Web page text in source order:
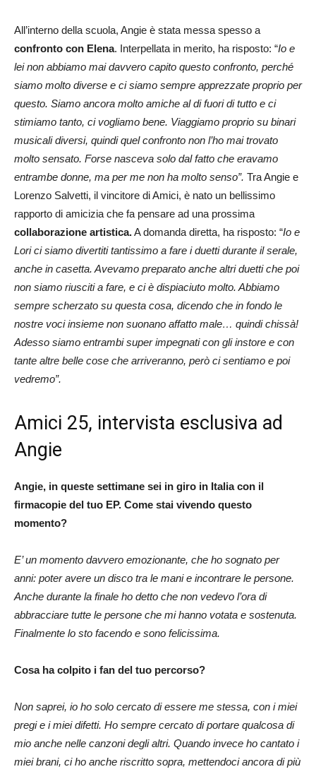
All’interno della scuola, Angie è stata messa spesso a
confronto con Elena. Interpellata in merito, ha risposto: “Io e
lei non abbiamo mai davvero capito questo confronto, perché
siamo molto diverse e ci siamo sempre apprezzate proprio per
questo. Siamo ancora molto amiche al di fuori di tutto e ci
stimiamo tanto, ci vogliamo bene. Viaggiamo proprio su binari
musicali diversi, quindi quel confronto non l’ho mai trovato
molto sensato. Forse nasceva solo dal fatto che eravamo
entrambe donne, ma per me non ha molto senso”. Tra Angie e
Lorenzo Salvetti, il vincitore di Amici, è nato un bellissimo
rapporto di amicizia che fa pensare ad una prossima
collaborazione artistica.A domanda diretta, ha risposto: “Io e
Lori ci siamo divertiti tantissimo a fare i duetti durante il serale,
anche in casetta. Avevamo preparato anche altri duetti che poi
non siamo riusciti a fare, e ci è dispiaciuto molto. Abbiamo
sempre scherzato su questa cosa, dicendo che in fondo le
nostre voci insieme non suonano affatto male… quindi chissà!
Adesso siamo entrambi super impegnati con gli instore e con
tante altre belle cose che arriveranno, però ci sentiamo e poi
vedremo”.
Amici 25, intervista esclusiva ad
Angie
Angie, in queste settimane sei in giro in Italia con il
firmacopie del tuo EP. Come stai vivendo questo
momento?
E’ un momento davvero emozionante, che ho sognato per
anni: poter avere un disco tra le mani e incontrare le persone.
Anche durante la finale ho detto che non vedevo l’ora di
abbracciare tutte le persone che mi hanno votata e sostenuta.
Finalmente lo sto facendo e sono felicissima.
Cosa ha colpito i fan del tuo percorso?
Non saprei, io ho solo cercato di essere me stessa, con i miei
pregi e i miei difetti. Ho sempre cercato di portare qualcosa di
mio anche nelle canzoni degli altri. Quando invece ho cantato i
miei brani, ci ho anche riscritto sopra, mettendoci ancora di più